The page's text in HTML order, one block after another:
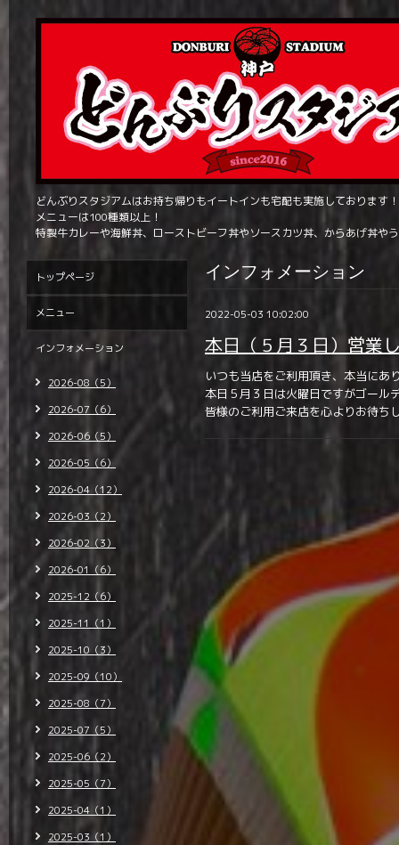
どんぶりスタジアムはお持ち帰りもイートインも宅配も実施しております！
メニューは100種類以上！
特製牛カレーや海鮮丼、ローストビーフ丼やソースカツ丼、からあげ丼や
インフォメーション
2022-05-03 10:02:00
本日（５月３日）営業
いつも当店をご利用頂き、本当にあ
本日５月３日は火曜日ですがゴール
皆様のご利用ご来店を心よりお待ち
トップページ
メニュー
インフォメーション
2026-08（5）
2026-07（6）
2026-06（5）
2026-05（6）
2026-04（12）
2026-03（2）
2026-02（3）
2026-01（6）
2025-12（6）
2025-11（1）
2025-10（3）
2025-09（10）
2025-08（7）
2025-07（5）
2025-06（2）
2025-05（7）
2025-04（1）
2025-03（1）